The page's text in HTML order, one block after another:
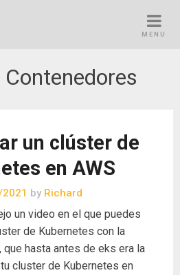
MENU
Contenedores
un clúster de
en AWS
by Richard
un video en el que puedes
de Kubernetes con la
que hasta antes de eks era la
cluster de Kubernetes en